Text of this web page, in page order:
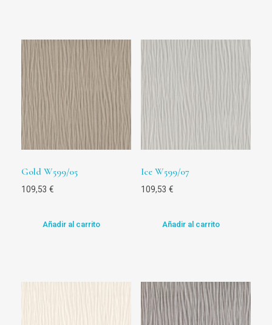
Gold W599/05
109,53 €
Añadir al carrito
Ice W599/07
109,53 €
Añadir al carrito